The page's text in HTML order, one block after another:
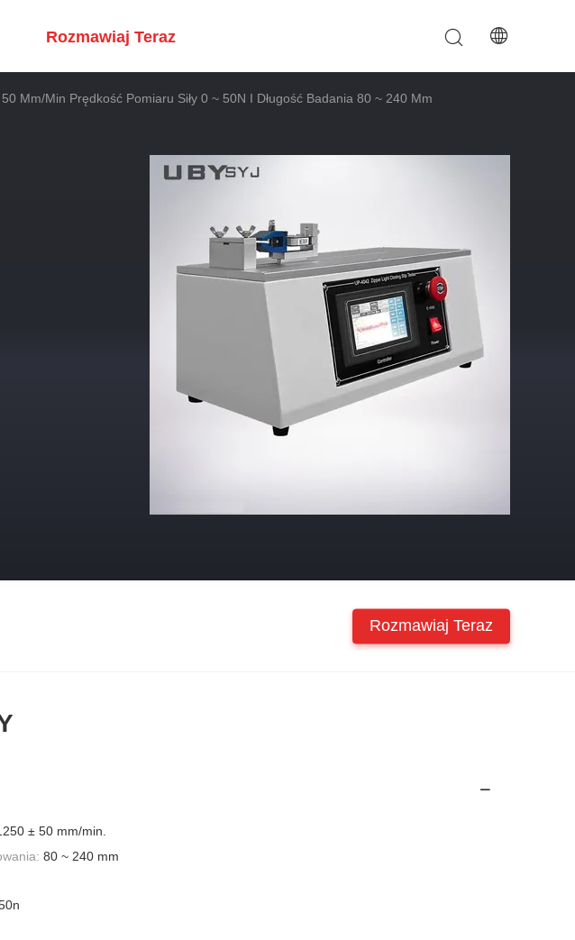
Rozmawiaj Teraz
Mm/min Prędkość Pomiaru Siły 0 ~ 50N I Długość Badania 80 ~ 240 Mm
Rozmawiaj Teraz
± 50 mm/min.
80 ~ 240 mm